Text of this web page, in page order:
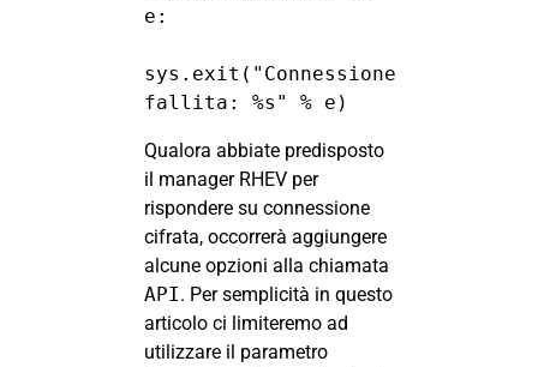
e:
sys.exit("Connessione
fallita: %s" % e)
Qualora abbiate predisposto
il manager RHEV per
rispondere su connessione
cifrata, occorrerà aggiungere
alcune opzioni alla chiamata
API. Per semplicità in questo
articolo ci limiteremo ad
utilizzare il parametro